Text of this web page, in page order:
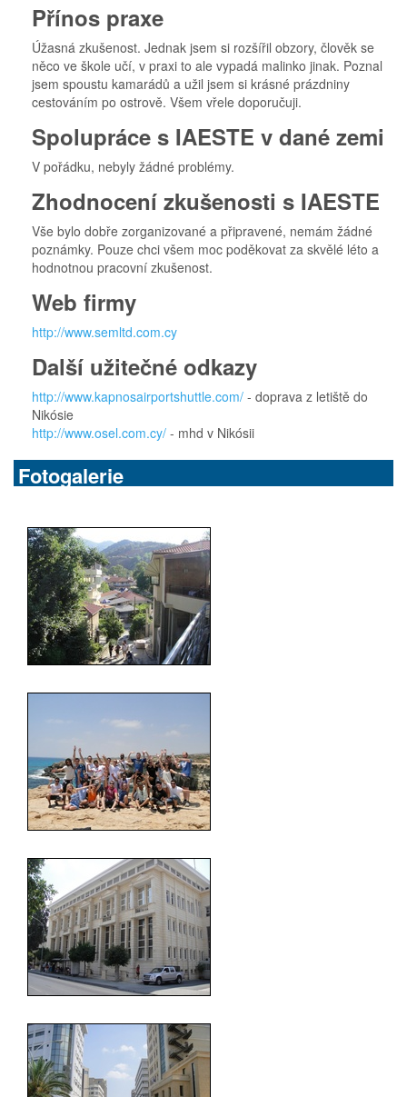
Přínos praxe
Úžasná zkušenost. Jednak jsem si rozšířil obzory, člověk se
něco ve škole učí, v praxi to ale vypadá malinko jinak. Poznal
jsem spoustu kamarádů a užil jsem si krásné prázdniny
cestováním po ostrově. Všem vřele doporučuji.
Spolupráce s IAESTE v dané zemi
V pořádku, nebyly žádné problémy.
Zhodnocení zkušenosti s IAESTE
Vše bylo dobře zorganizované a připravené, nemám žádné
poznámky. Pouze chci všem moc poděkovat za skvělé léto a
hodnotnou pracovní zkušenost.
Web firmy
http://www.semltd.com.cy
Další užitečné odkazy
http://www.kapnosairportshuttle.com/ - doprava z letiště do
Nikósie
http://www.osel.com.cy/ - mhd v Nikósii
Fotogalerie